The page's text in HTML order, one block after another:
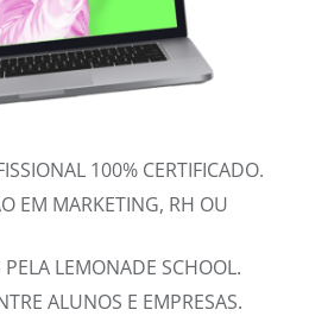
100% CERTIFICADO.
EM MARKETING, RH OU
LEMONADE SCHOOL.
ALUNOS E EMPRESAS.